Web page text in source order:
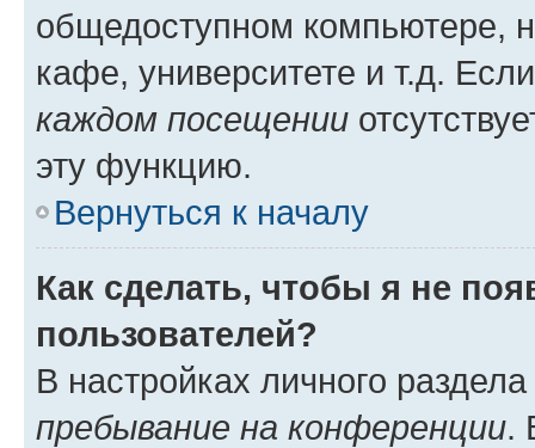
общедоступном компьютере,
кафе, университете и т.д.
каждом посещении
эту функцию.
Вернуться к началу
Как сделать, чтобы я не
пользователей?
В настройках личного
пребывание на конференции.